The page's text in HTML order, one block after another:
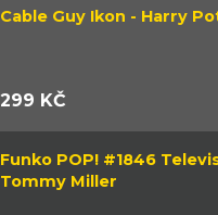
Cable Guy Ikon - Harry
299 KČ
Funko POP! #1846
Tommy Miller